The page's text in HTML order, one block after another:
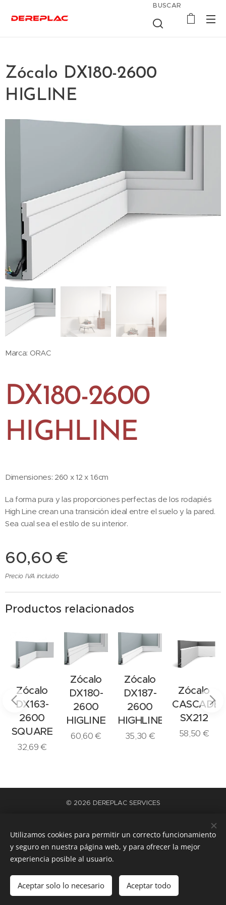
BUSCAR
Zócalo DX180-2600
HIGLINE
Marca: ORAC
DX180-2600
HIGHLINE
Dimensiones: 260 x 12 x 1.6cm
La forma pura y las proporciones perfectas de los rodapiés
High Line crean una transición ideal entre el suelo y la pared.
Sea cual sea el estilo de su interior.
60,60 €
Precio IVA incluido
Añadir a la cesta
Productos relacionados
Zócalo
DX163-
2600
SQUARE
32,69€
Zócalo
DX180-
2600
HIGLINE
60,60€
Zócalo
DX187-
2600
HIGHLINE
35,30 €
Zócalo
CASCADE
SX212
58,50 €
© 2026 DEREPLAC SERVICES
Idiomas
Español
Català
Utilizamos cookies para permitir un correcto funcionamiento
y seguro en nuestra página web, y para ofrecer la mejor
experiencia posible al usuario.
Aceptar solo lo necesario Aceptar todo